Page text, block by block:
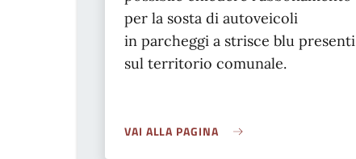
per la sosta di autoveicoli
in parcheggi a strisce blu presenti
sul territorio comunale.
VAI ALLA PAGINA